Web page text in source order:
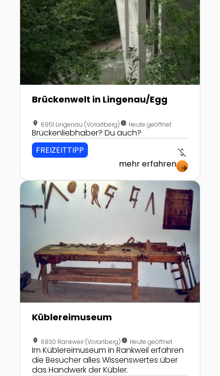
Brückenwelt in Lingenau/Egg
location_on 6951 Lingenau (Vorarlberg)nest_clock_farsight_analog Heute geöffnet
Brückenliebhaber? Du auch?
FREIZEITTIPP
money_off
mehr erfahren arrow_forward
Zur Detailseite von Küblereimuseum
Küblereimuseum
location_on 6830 Rankweil (Vorarlberg)nest_clock_farsight_analog Heute geöffnet
Im Küblereimuseum in Rankweil erfahren
die Besucher alles Wissenswertes über
das Handwerk der Kübler.